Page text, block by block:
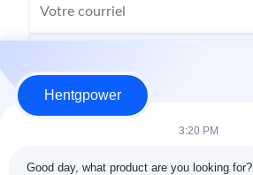
Hentgpower
3:20 PM
Good day, what product are you looking for?